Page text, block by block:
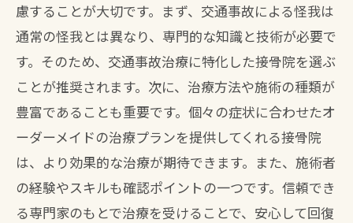
慮することが大切です。まず、交通事故による怪我は
通常の怪我とは異なり、専門的な知識と技術が必要で
す。そのため、交通事故治療に特化した接骨院を選ぶ
ことが推奨されます。次に、治療方法や施術の種類が
豊富であることも重要です。個々の症状に合わせたオ
ーダーメイドの治療プランを提供してくれる接骨院
は、より効果的な治療が期待できます。また、施術者
の経験やスキルも確認ポイントの一つです。信頼でき
る専門家のもとで治療を受けることで、安心して回復